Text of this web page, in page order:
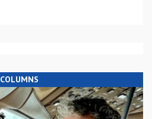
COLUMNS